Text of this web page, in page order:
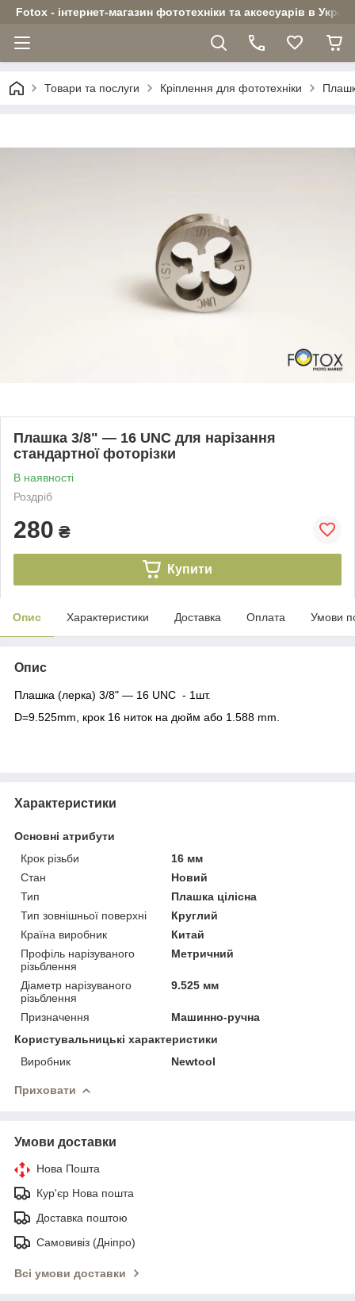
Fotox - інтернет-магазин фототехніки та аксесуарів в
Товари та послуги Кріплення для фототехніки
Плашка 3/8" — 16 UNC для нарізання
стандартної фоторізки
В наявності
Роздріб
280 ₴
Купити
Опис Характеристики Доставка Оплата Умови
Опис
Плашка (лерка) 3/8" — 16 UNC - 1шт.
D=9.525mm, крок 16 ниток на дюйм або 1.588 mm.
Характеристики
Основні атрибути
Крок різьби
16 мм
Стан
Новий
Тип
Плашка цілісна
Тип зовнішньої поверхні
Круглий
Країна виробник
Китай
Профіль нарізуваного
різьблення
Метричний
Діаметр нарізуваного
різьблення
9.525 мм
Призначення
Машинно-ручна
Користувальницькі характеристики
Виробник
Newtool
Приховати
Умови доставки
Нова Пошта
Кур'єр Нова пошта
Доставка поштою
Самовивіз (Дніпро)
Всі умови доставки